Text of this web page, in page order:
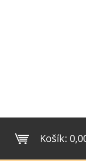
Košík: